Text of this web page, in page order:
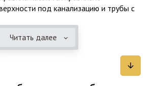
земляных работ, без грязи и
даже при очень высоком уровне
до 50 и более лет при уникальной
ил, самостоятельно или с помощью
под канализацию и трубы с
для фильтрации и отстаивания
не приводящим к загрязнению
Читать далее